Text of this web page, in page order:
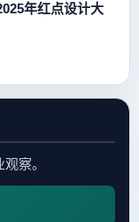
年红点设计大
察。